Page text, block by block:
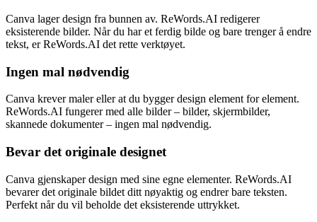
Canva lager design fra bunnen av. ReWords.AI redigerer
eksisterende bilder. Når du har et ferdig bilde og bare trenger å endre
tekst, er ReWords.AI det rette verktøyet.
Ingen mal nødvendig
Canva krever maler eller at du bygger design element for element.
ReWords.AI fungerer med alle bilder – bilder, skjermbilder,
skannede dokumenter – ingen mal nødvendig.
Bevar det originale designet
Canva gjenskaper design med sine egne elementer. ReWords.AI
bevarer det originale bildet ditt nøyaktig og endrer bare teksten.
Perfekt når du vil beholde det eksisterende uttrykket.